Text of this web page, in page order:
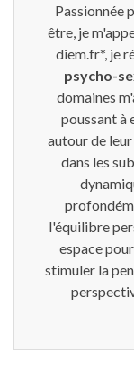
Passionnée
être, je
diem.fr*, je
psycho-
domaines
poussant à
autour de
dans les
l'équilibre
espace
stimuler la